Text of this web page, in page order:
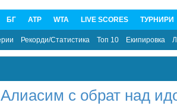
БГ ATP WTA LIVE SCORES ТУРНИРИ
Рекорди/Статистика Топ 10 Екипировка
с обрат над